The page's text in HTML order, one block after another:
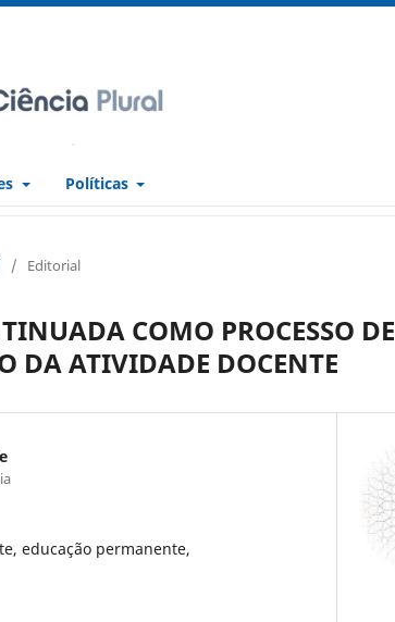
Políticas
/ Editorial
COMO PROCESSO DE
DA ATIVIDADE DOCENTE
educação permanente,